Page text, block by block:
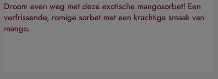
Droom even weg met deze exotische mangosorbet! Een
verfrissende, romige sorbet met een krachtige smaak van
mango.